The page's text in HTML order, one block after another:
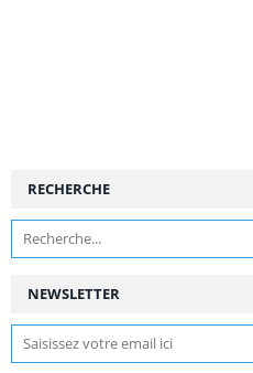
NEWSLETTER
RECHERCHE